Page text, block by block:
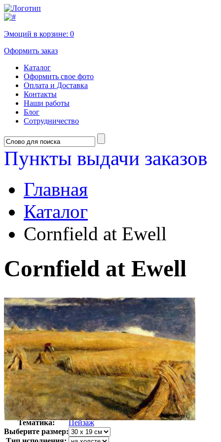
Эмоций в корзине: 0
Оформить заказ
Каталог
Оформить свое фото
Оплата и Доставка
Контакты
Наши работы
Блог
Сотрудничество
Пункты выдачи заказов
Главная
Каталог
Cornfield at Ewell
Cornfield at Ewell
Автор:
Хант Уильям Холман
Арт-стиль
Прерафаэлиты
Тематика:
Пейзаж
Выберите размер: